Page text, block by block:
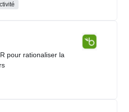
pour rationaliser la